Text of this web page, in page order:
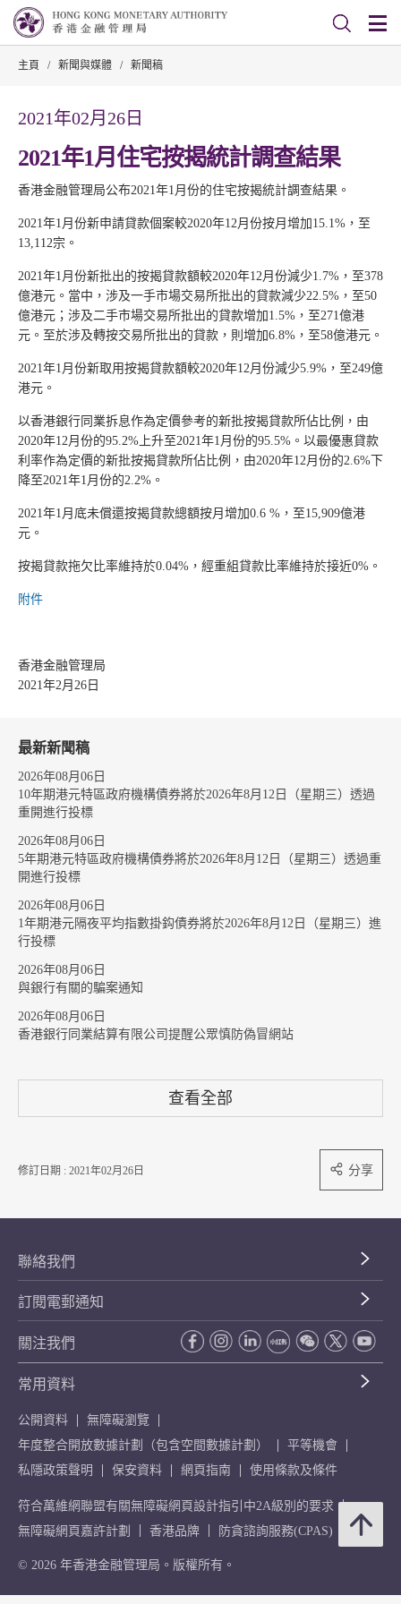
主頁 / 新聞與媒體 / 新聞稿
2021年02月26日
2021年1月住宅按揭統計調查結果
香港金融管理局公布2021年1月份的住宅按揭統計調查結果。
2021年1月份新申請貸款個案較2020年12月份按月增加15.1%，至
13,112宗。
2021年1月份新批出的按揭貸款額較2020年12月份減少1.7%，至378
億港元。當中，涉及一手市場交易所批出的貸款減少22.5%，至50
億港元；涉及二手市場交易所批出的貸款增加1.5%，至271億港
元。至於涉及轉按交易所批出的貸款，則增加6.8%，至58億港元。
2021年1月份新取用按揭貸款額較2020年12月份減少5.9%，至249億
港元。
以香港銀行同業拆息作為定價參考的新批按揭貸款所佔比例，由
2020年12月份的95.2%上升至2021年1月份的95.5%。以最優惠貸款
利率作為定價的新批按揭貸款所佔比例，由2020年12月份的2.6%下
降至2021年1月份的2.2%。
2021年1月底未償還按揭貸款總額按月增加0.6 %，至15,909億港
元。
按揭貸款拖欠比率維持於0.04%，經重組貸款比率維持於接近0%。
附件
香港金融管理局
2021年2月26日
最新新聞稿
2026年08月06日
10年期港元特區政府機構債券將於2026年8月12日（星期三）透過
重開進行投標
2026年08月06日
5年期港元特區政府機構債券將於2026年8月12日（星期三）透過重
開進行投標
2026年08月06日
1年期港元隔夜平均指數掛鈎債券將於2026年8月12日（星期三）進
行投標
2026年08月06日
與銀行有關的騙案通知
2026年08月06日
香港銀行同業結算有限公司提醒公眾慎防偽冒網站
查看全部
修訂日期 : 2021年02月26日 分享
聯絡我們
訂閱電郵通知
關注我們
常用資料
公開資料
無障礙瀏覽
年度整合開放數據計劃（包含空間數據計劃）
平等機會
私隱政策聲明
保安資料 網頁指南 使用條款及條件
符合萬維網聯盟有關無障礙網頁設計指引中2A級別的要求
無障礙網頁嘉許計劃
香港品牌 防貪諮詢服務(CPAS)
© 2026 年香港金融管理局。版權所有。